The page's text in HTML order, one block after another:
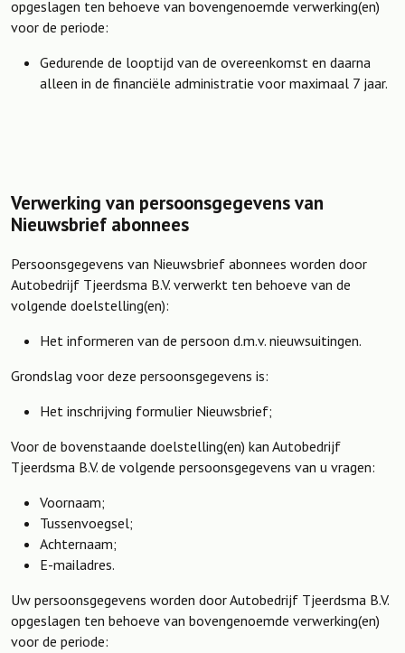
opgeslagen ten behoeve van bovengenoemde verwerking(en)
voor de periode:
Gedurende de looptijd van de overeenkomst en daarna
alleen in de financiële administratie voor maximaal 7 jaar.
Verwerking van persoonsgegevens van
Nieuwsbrief abonnees
Persoonsgegevens van Nieuwsbrief abonnees worden door
Autobedrijf Tjeerdsma B.V. verwerkt ten behoeve van de
volgende doelstelling(en):
Het informeren van de persoon d.m.v. nieuwsuitingen.
Grondslag voor deze persoonsgegevens is:
Het inschrijving formulier Nieuwsbrief;
Voor de bovenstaande doelstelling(en) kan Autobedrijf
Tjeerdsma B.V. de volgende persoonsgegevens van u vragen:
Voornaam;
Tussenvoegsel;
Achternaam;
E-mailadres.
Uw persoonsgegevens worden door Autobedrijf Tjeerdsma B.V.
opgeslagen ten behoeve van bovengenoemde verwerking(en)
voor de periode: